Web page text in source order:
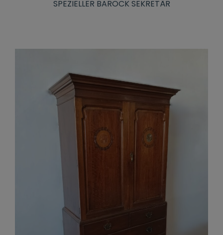
SPEZIELLER BAROCK SEKRETÄR